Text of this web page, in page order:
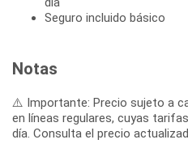
Seguro incluido básico
Notas
⚠️ Importante: Precio sujeto a
en líneas regulares, cuyas
día. Consulta el precio